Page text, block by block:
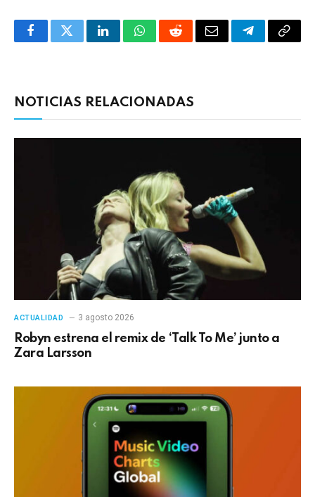
FacebookTwitterLinkedInWhatsAppRedditCorreoTelegrama
NOTICIAS RELACIONADAS
ACTUALIDAD 3 agosto 2026
Robyn estrena el remix de ‘Talk To Me’ junto a
Zara Larsson